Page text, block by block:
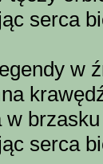
serca
w
w
serca